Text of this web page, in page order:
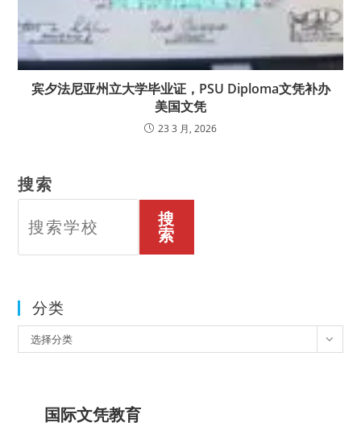
宾夕法尼亚州立大学毕业证，PSU Diploma文凭补办
美国文凭
23 3 月, 2026
搜索
搜
索
分类
类
选择分类
国际文凭教育